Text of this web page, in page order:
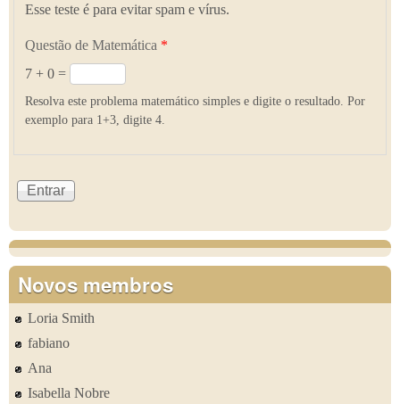
Esse teste é para evitar spam e vírus.
Questão de Matemática *
7 + 0 =
Resolva este problema matemático simples e digite o resultado. Por
exemplo para 1+3, digite 4.
Novos membros
Loria Smith
fabiano
Ana
Isabella Nobre